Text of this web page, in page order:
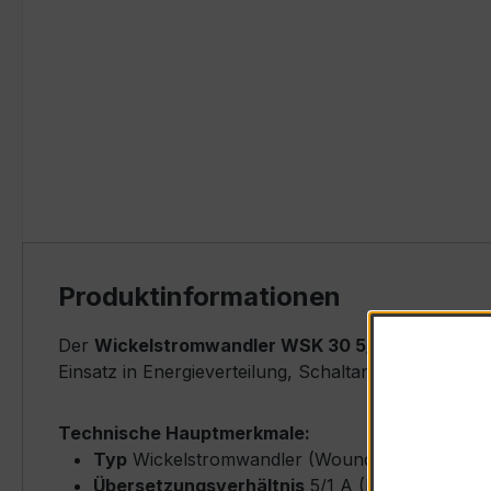
Produktinformationen
Der Wickelstromwandler WSK 30 5/1A 2,5VA Kl.1
Einsatz in Energieverteilung, Schaltanlagen,
Technische Hauptmerkmale:
Typ Wickelstromwandler (Wound-Type) – WSK
Übersetzungsverhältnis 5/1 A